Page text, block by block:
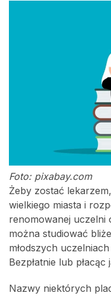
Foto: pixabay.com
Żeby zostać
wielkiego miasta i
renomowanej uczelni
można studiować
młodszych
Bezpłatnie lub
Nazwy niektórych